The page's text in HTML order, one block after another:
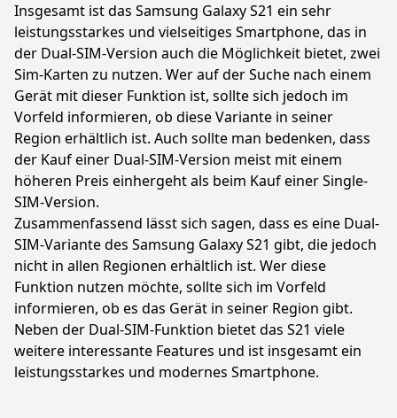
Insgesamt ist das Samsung Galaxy S21 ein sehr
leistungsstarkes und vielseitiges Smartphone, das in
der Dual-SIM-Version auch die Möglichkeit bietet, zwei
Sim-Karten zu nutzen. Wer auf der Suche nach einem
Gerät mit dieser Funktion ist, sollte sich jedoch im
Vorfeld informieren, ob diese Variante in seiner
Region erhältlich ist. Auch sollte man bedenken, dass
der Kauf einer Dual-SIM-Version meist mit einem
höheren Preis einhergeht als beim Kauf einer Single-
SIM-Version.
Zusammenfassend lässt sich sagen, dass es eine Dual-
SIM-Variante des Samsung Galaxy S21 gibt, die jedoch
nicht in allen Regionen erhältlich ist. Wer diese
Funktion nutzen möchte, sollte sich im Vorfeld
informieren, ob es das Gerät in seiner Region gibt.
Neben der Dual-SIM-Funktion bietet das S21 viele
weitere interessante Features und ist insgesamt ein
leistungsstarkes und modernes Smartphone.